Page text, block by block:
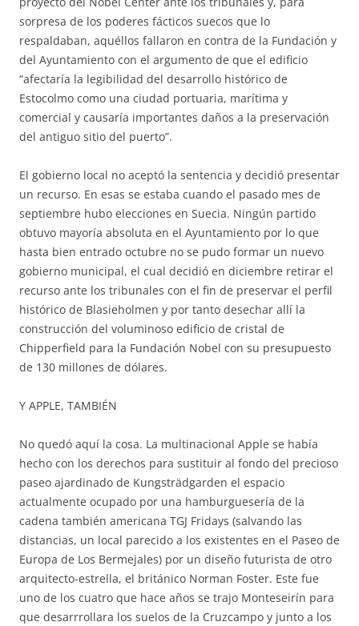
sorpresa de los poderes fácticos suecos que lo
respaldaban, aquéllos fallaron en contra de la Fundación y
del Ayuntamiento con el argumento de que el edificio
“afectaría la legibilidad del desarrollo histórico de
Estocolmo como una ciudad portuaria, marítima y
comercial y causaría importantes daños a la preservación
del antiguo sitio del puerto”.
El gobierno local no aceptó la sentencia y decidió presentar
un recurso. En esas se estaba cuando el pasado mes de
septiembre hubo elecciones en Suecia. Ningún partido
obtuvo mayoría absoluta en el Ayuntamiento por lo que
hasta bien entrado octubre no se pudo formar un nuevo
gobierno municipal, el cual decidió en diciembre retirar el
recurso ante los tribunales con el fin de preservar el perfil
histórico de Blasieholmen y por tanto desechar allí la
construcción del voluminoso edificio de cristal de
Chipperfield para la Fundación Nobel con su presupuesto
de 130 millones de dólares.
Y APPLE, TAMBIÉN
No quedó aquí la cosa. La multinacional Apple se había
hecho con los derechos para sustituir al fondo del precioso
paseo ajardinado de Kungsträdgarden el espacio
actualmente ocupado por una hamburguesería de la
cadena también americana TGJ Fridays (salvando las
distancias, un local parecido a los existentes en el Paseo de
Europa de Los Bermejales) por un diseño futurista de otro
arquitecto-estrella, el británico Norman Foster. Este fue
uno de los cuatro que hace años se trajo Monteseirín para
que desarrrollara los suelos de la Cruzcampo y junto a los